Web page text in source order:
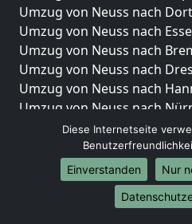
Umzug von Neuss nach
Umzug von Neuss nach
Umzug von Neuss nach
Umzug von Neuss nach
Umzug von Neuss nach
Umzug von Neuss nach
Umzug von Neuss nach
Umzug von Neuss nach
Umzug von Neuss nach
Umzug von Neuss nach
Umzug von Neuss nach
Diese Internetseite
Einverstanden
Nur